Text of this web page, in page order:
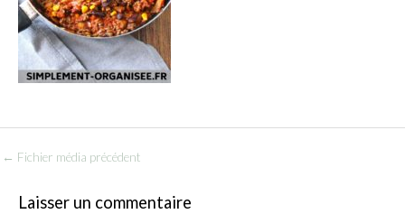
← Fichier média précédent
Laisser un commentaire